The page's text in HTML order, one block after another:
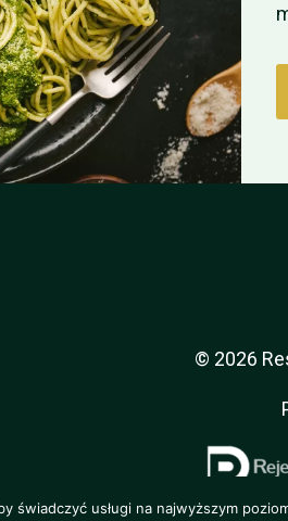
© 2026
świadczyć usługi na najwyższym